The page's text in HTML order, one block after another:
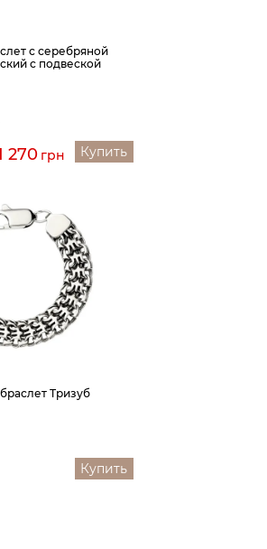
с серебряной
с подвеской
270 грн Купить
Тризуб
Купить